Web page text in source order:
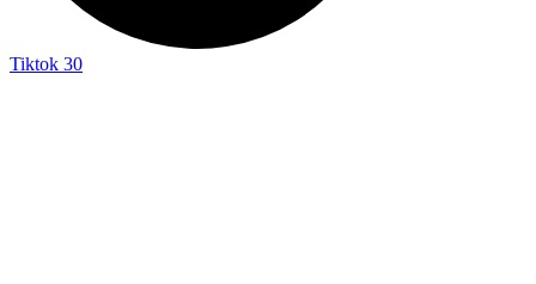
Tiktok 30